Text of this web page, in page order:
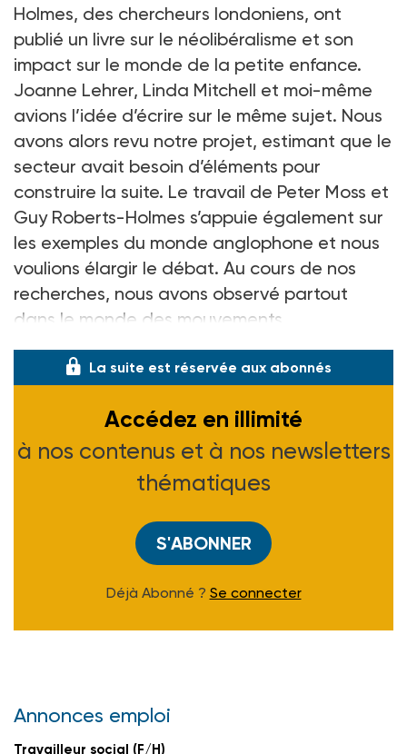
Holmes, des chercheurs londoniens, ont
publié un livre sur le néolibéralisme et son
impact sur le monde de la petite enfance.
Joanne Lehrer, Linda Mitchell et moi-même
avions l’idée d’écrire sur le même sujet. Nous
avons alors revu notre projet, estimant que le
secteur avait besoin d’éléments pour
construire la suite. Le travail de Peter Moss et
Guy Roberts-Holmes s’appuie également sur
les exemples du monde anglophone et nous
voulions élargir le débat. Au cours de nos
recherches, nous avons observé partout
dans le monde des mouvements
La suite est réservée aux abonnés
Accédez en illimité
à nos contenus et à nos newsletters
thématiques
S'ABONNER
Déjà Abonné ? Se connecter
Annonces emploi
Travailleur social (F/H)